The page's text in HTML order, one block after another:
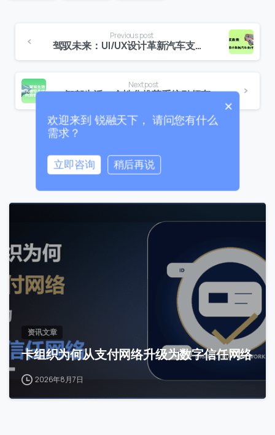
Previous post
驾驭未来：UI/UX设计革新汽车支付体验
Next post
智驾生活：个性化推荐系统引领车内消费新潮流
Related Posts
0
资讯文章
卡组织为何从支付网络升级为数字信任网络
2026年8月7日
China
0 / 180
首次进入页面
访问历史
我们通常的回复时间：
×
欢迎来到 锐融天下， 请问您有什么
需求？
立即咨询 稍后再说